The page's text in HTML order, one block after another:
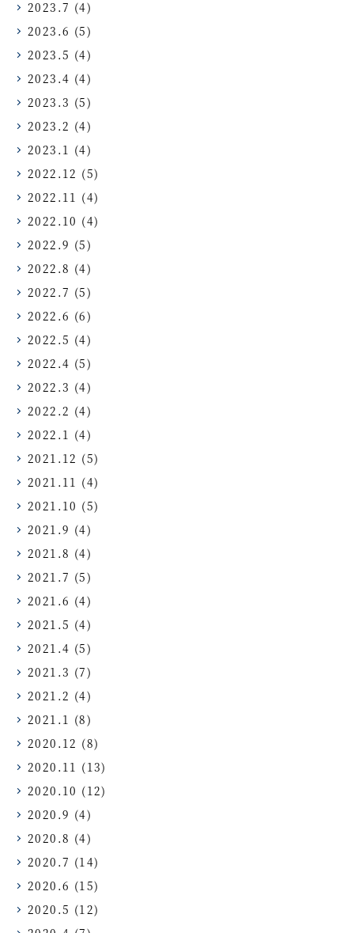
2023.7 (4)
2023.6 (5)
2023.5 (4)
2023.4 (4)
2023.3 (5)
2023.2 (4)
2023.1 (4)
2022.12 (5)
2022.11 (4)
2022.10 (4)
2022.9 (5)
2022.8 (4)
2022.7 (5)
2022.6 (6)
2022.5 (4)
2022.4 (5)
2022.3 (4)
2022.2 (4)
2022.1 (4)
2021.12 (5)
2021.11 (4)
2021.10 (5)
2021.9 (4)
2021.8 (4)
2021.7 (5)
2021.6 (4)
2021.5 (4)
2021.4 (5)
2021.3 (7)
2021.2 (4)
2021.1 (8)
2020.12 (8)
2020.11 (13)
2020.10 (12)
2020.9 (4)
2020.8 (4)
2020.7 (14)
2020.6 (15)
2020.5 (12)